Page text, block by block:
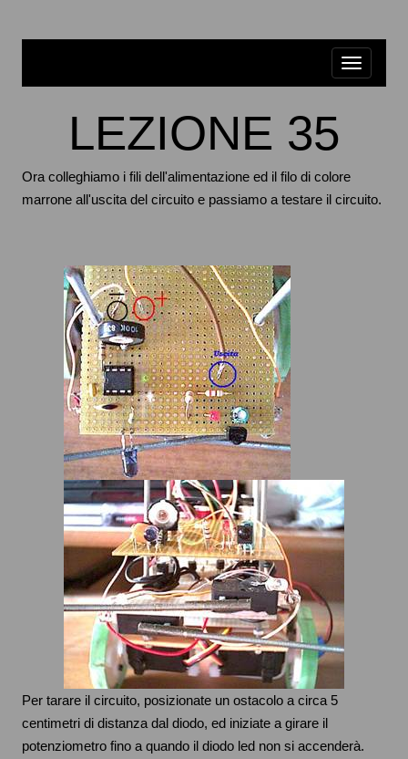
LEZIONE 35
Ora colleghiamo i fili dell'alimentazione ed il filo di colore
marrone all'uscita del circuito e passiamo a testare il circuito.
Per tarare il circuito, posizionate un ostacolo a circa 5
centimetri di distanza dal diodo, ed iniziate a girare il
potenziometro fino a quando il diodo led non si accenderà.